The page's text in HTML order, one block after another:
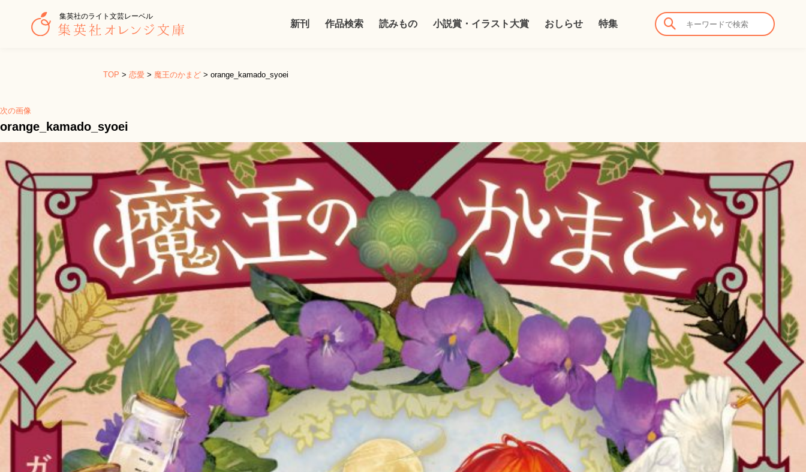
集英社のライト文芸レーベル
新刊 作品検索 読みもの 小説賞・イラスト大賞 おしらせ 特集
TOP > 恋愛 > 魔王のかまど > orange_kamado_syoei
次の画像
orange_kamado_syoei